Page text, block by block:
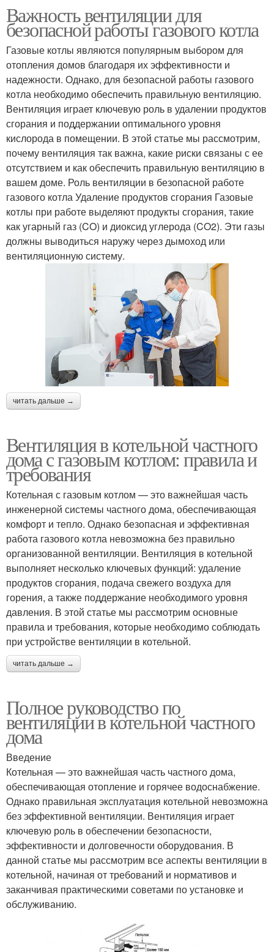
Важность вентиляции для
безопасной работы газового котла
Газовые котлы являются популярным выбором для
отопления домов благодаря их эффективности и
надежности. Однако, для безопасной работы газового
котла необходимо обеспечить правильную вентиляцию.
Вентиляция играет ключевую роль в удалении продуктов
сгорания и поддержании оптимального уровня
кислорода в помещении. В этой статье мы рассмотрим,
почему вентиляция так важна, какие риски связаны с ее
отсутствием и как обеспечить правильную вентиляцию в
вашем доме. Роль вентиляции в безопасной работе
газового котла Удаление продуктов сгорания Газовые
котлы при работе выделяют продукты сгорания, такие
как угарный газ (CO) и диоксид углерода (CO2). Эти газы
должны выводиться наружу через дымоход или
вентиляционную систему.
читать дальше →
Вентиляция в котельной частного
дома с газовым котлом: правила и
требования
Котельная с газовым котлом — это важнейшая часть
инженерной системы частного дома, обеспечивающая
комфорт и тепло. Однако безопасная и эффективная
работа газового котла невозможна без правильно
организованной вентиляции. Вентиляция в котельной
выполняет несколько ключевых функций: удаление
продуктов сгорания, подача свежего воздуха для
горения, а также поддержание необходимого уровня
давления. В этой статье мы рассмотрим основные
правила и требования, которые необходимо соблюдать
при устройстве вентиляции в котельной.
читать дальше →
Полное руководство по
вентиляции в котельной частного
дома
Введение
Котельная — это важнейшая часть частного дома,
обеспечивающая отопление и горячее водоснабжение.
Однако правильная эксплуатация котельной невозможна
без эффективной вентиляции. Вентиляция играет
ключевую роль в обеспечении безопасности,
эффективности и долговечности оборудования. В
данной статье мы рассмотрим все аспекты вентиляции в
котельной, начиная от требований и нормативов и
заканчивая практическими советами по установке и
обслуживанию.